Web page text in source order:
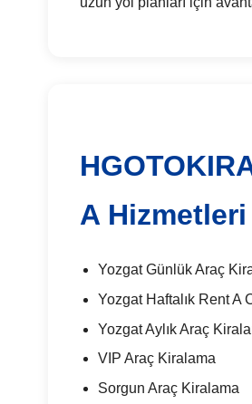
A Hizmetleri
Yozgat Günlük Araç
Yozgat Haftalık Rent A
Yozgat Aylık Araç
VIP Araç Kiralama
Sorgun Araç Kiralama